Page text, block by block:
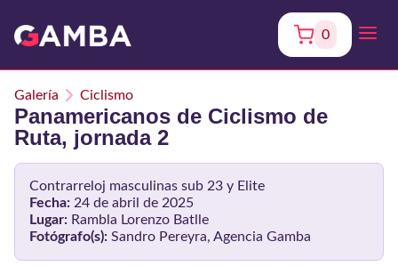
0
Galería Ciclismo
Panamericanos de Ciclismo de
Ruta, jornada 2
Contrarreloj masculinas sub 23 y Elite
Fecha: 24 de abril de 2025
Lugar: Rambla Lorenzo Batlle
Fotógrafo(s): Sandro Pereyra, Agencia Gamba